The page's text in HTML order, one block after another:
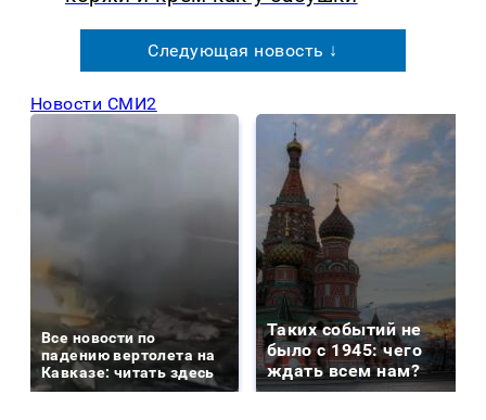
Следующая новость ↓
Новости СМИ2
Все новости по
падению вертолета на
Кавказе: читать здесь
Таких событий не
было с 1945: чего
ждать всем нам?